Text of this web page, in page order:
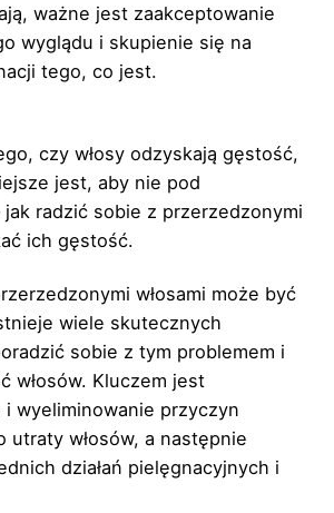
ważne jest zaakceptowanie
wyglądu i skupienie się na
tego, co jest.
czy włosy odzyskają gęstość,
jest, aby nie pod
jak radzić sobie z przerzedzonymi
ich gęstość.
włosami może być
wiele skutecznych
sobie z tym problemem i
włosów. Kluczem jest
wyeliminowanie przyczyn
utraty włosów, a następnie
działań pielęgnacyjnych i